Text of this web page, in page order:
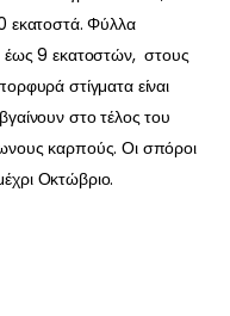
εκατοστά. Φύλλα
έως 9 εκατοστών, στους
στίγματα είναι
στο τέλος του
καρπούς. Οι σπόροι
Οκτώβριο.